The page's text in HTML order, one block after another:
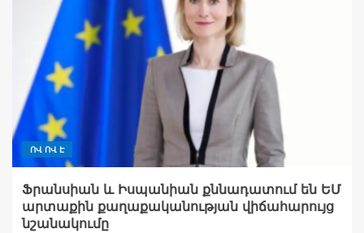
ՈՎ ՈՎ Է
Ֆրանսիան և Իսպանիան քննադատում են ԵՄ
արտաքին քաղաքականության վիճահարույց
նշանակումը